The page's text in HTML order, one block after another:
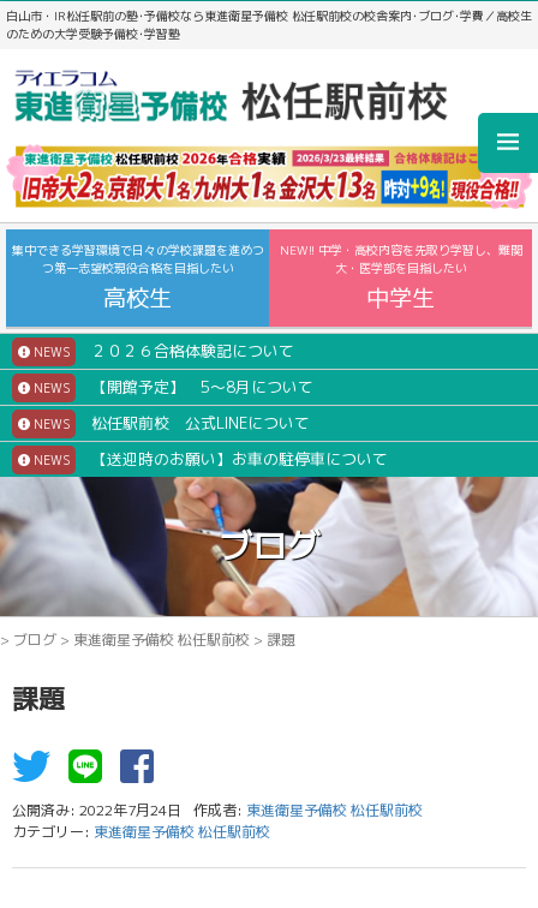
白山市・IR松任駅前の塾･予備校なら東進衛星予備校 松任駅前校の校舎案内･ブログ･学費／高校生
のための大学受験予備校･学習塾
集中できる学習環境で日々の学校課題を進めつ
つ第一志望校現役合格を目指したい
高校生
NEW!! 中学・高校内容を先取り学習し、難関
大・医学部を目指したい
中学生
NEWS ２０２６合格体験記について
NEWS 【開館予定】 5～8月について
NEWS 松任駅前校 公式LINEについて
NEWS 【送迎時のお願い】お車の駐停車について
ブログ
> ブログ > 東進衛星予備校 松任駅前校 > 課題
課題
公開済み: 2022年7月24日 作成者: 東進衛星予備校 松任駅前校
カテゴリー: 東進衛星予備校 松任駅前校